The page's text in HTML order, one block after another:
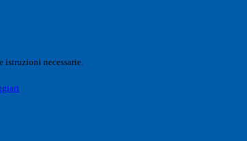
istruzioni necessarie.